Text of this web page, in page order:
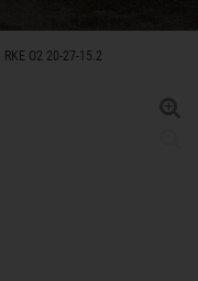
RKE O2 20-27-15.2